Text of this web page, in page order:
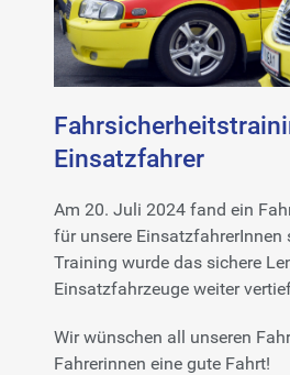
Einsatzfahrer
Am 20. Juli 2024 fand ein
für unsere EinsatzfahrerInnen
Training wurde das sichere
Einsatzfahrzeuge weiter
Wir wünschen all unseren
Fahrerinnen eine gute Fahrt!